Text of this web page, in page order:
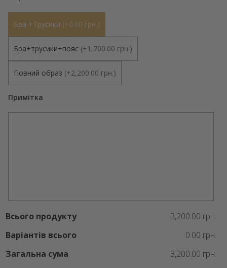
Бра +Трусики (+0.00 грн.)
Бра+трусики+пояс (+1,700.00 грн.)
Повний образ (+2,200.00 грн.)
Примітка
Всього продукту
3,200.00 грн.
Варіантів всього
0.00 грн.
Загальна сума
3,200.00 грн.